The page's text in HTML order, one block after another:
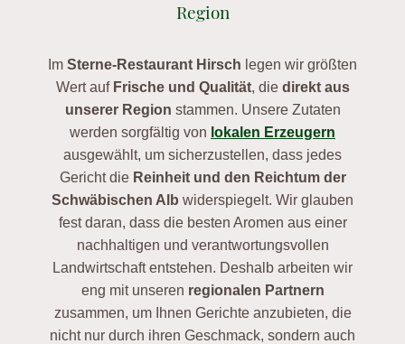
Region
Im Sterne-Restaurant Hirsch legen wir größten
Wert auf Frische und Qualität, die direkt aus
unserer Region stammen. Unsere Zutaten
werden sorgfältig von lokalen Erzeugern
ausgewählt, um sicherzustellen, dass jedes
Gericht die Reinheit und den Reichtum der
Schwäbischen Alb widerspiegelt. Wir glauben
fest daran, dass die besten Aromen aus einer
nachhaltigen und verantwortungsvollen
Landwirtschaft entstehen. Deshalb arbeiten wir
eng mit unseren regionalen Partnern
zusammen, um Ihnen Gerichte anzubieten, die
nicht nur durch ihren Geschmack, sondern auch